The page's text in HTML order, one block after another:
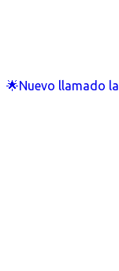
🌟Nuevo llamado